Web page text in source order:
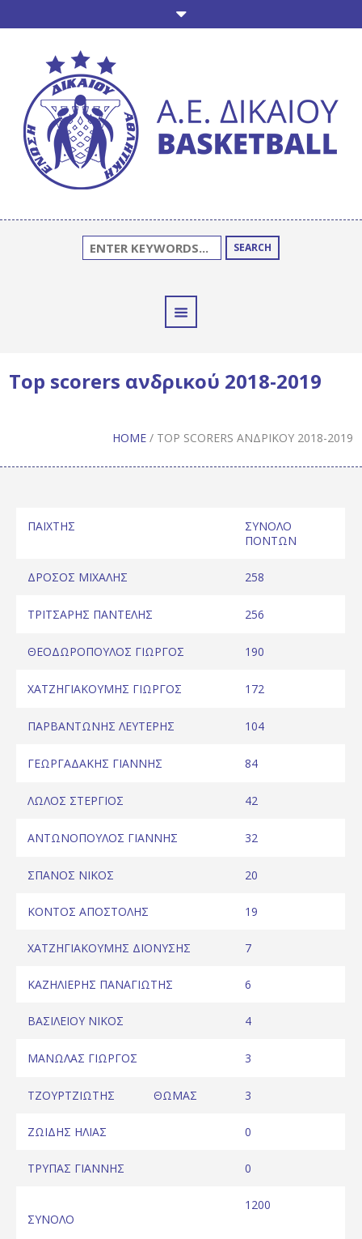
SEARCH
Top scorers ανδρικού 2018-2019
HOME / TOP SCORERS ΑΝΔΡΙΚΟΎ 2018-2019
ΠΑΙΧΤΗΣ
ΣΥΝΟΛΟ
ΠΟΝΤΩΝ
ΔΡΟΣΟΣ ΜΙΧΑΛΗΣ 258
ΤΡΙΤΣΑΡΗΣ ΠΑΝΤΕΛΗΣ 256
ΘΕΟΔΩΡΟΠΟΥΛΟΣ ΓΙΩΡΓΟΣ 190
ΧΑΤΖΗΓΙΑΚΟΥΜΗΣ ΓΙΩΡΓΟΣ 172
ΠΑΡΒΑΝΤΩΝΗΣ ΛΕΥΤΕΡΗΣ 104
ΓΕΩΡΓΑΔΑΚΗΣ ΓΙΑΝΝΗΣ 84
ΛΩΛΟΣ ΣΤΕΡΓΙΟΣ 42
ΑΝΤΩΝΟΠΟΥΛΟΣ ΓΙΑΝΝΗΣ 32
ΣΠΑΝΟΣ ΝΙΚΟΣ 20
ΚΟΝΤΟΣ ΑΠΟΣΤΟΛΗΣ 19
ΧΑΤΖΗΓΙΑΚΟΥΜΗΣ ΔΙΟΝΥΣΗΣ 7
ΚΑΖΗΛΙΕΡΗΣ ΠΑΝΑΓΙΩΤΗΣ 6
ΒΑΣΙΛΕΙΟΥ ΝΙΚΟΣ 4
ΜΑΝΩΛΑΣ ΓΙΩΡΓΟΣ 3
ΤΖΟΥΡΤΖΙΩΤΗΣ ΘΩΜΑΣ 3
ΖΩΙΔΗΣ ΗΛΙΑΣ 0
ΤΡΥΠΑΣ ΓΙΑΝΝΗΣ 0
ΣΥΝΟΛΟ
1200